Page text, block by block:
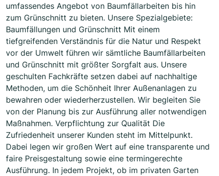
umfassendes Angebot von Baumfällarbeiten bis hin
zum Grünschnitt zu bieten. Unsere Spezialgebiete:
Baumfällungen und Grünschnitt Mit einem
tiefgreifenden Verständnis für die Natur und Respekt
vor der Umwelt führen wir sämtliche Baumfällarbeiten
und Grünschnitt mit größter Sorgfalt aus. Unsere
geschulten Fachkräfte setzen dabei auf nachhaltige
Methoden, um die Schönheit Ihrer Außenanlagen zu
bewahren oder wiederherzustellen. Wir begleiten Sie
von der Planung bis zur Ausführung aller notwendigen
Maßnahmen. Verpflichtung zur Qualität Die
Zufriedenheit unserer Kunden steht im Mittelpunkt.
Dabei legen wir großen Wert auf eine transparente und
faire Preisgestaltung sowie eine termingerechte
Ausführung. In jedem Projekt, ob im privaten Garten